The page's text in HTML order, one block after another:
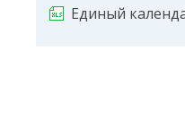
Единый